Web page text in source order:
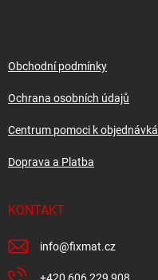
Obchodní podmínky
Ochrana osobních údajů
Centrum pomoci k
Doprava a Platba
KONTAKT
info@fixmat.cz